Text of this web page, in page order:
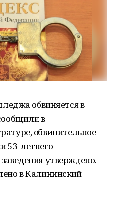
обвиняется в
в
обвинительное
53-летнего
утверждено.
в Калининский